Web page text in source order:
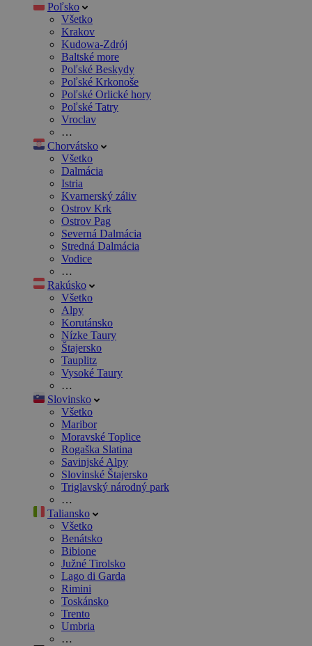
Poľsko
Všetko
Krakov
Kudowa-Zdrój
Baltské more
Poľské Beskydy
Poľské Krkonoše
Poľské Orlické hory
Poľské Tatry
Vroclav
…
Chorvátsko
Všetko
Dalmácia
Istria
Kvarnerský záliv
Ostrov Krk
Ostrov Pag
Severná Dalmácia
Stredná Dalmácia
Vodice
…
Rakúsko
Všetko
Alpy
Korutánsko
Nízke Taury
Štajersko
Tauplitz
Vysoké Taury
…
Slovinsko
Všetko
Maribor
Moravské Toplice
Rogaška Slatina
Savinjské Alpy
Slovinské Štajersko
Triglavský národný park
…
Taliansko
Všetko
Benátsko
Bibione
Južné Tirolsko
Lago di Garda
Rimini
Toskánsko
Trento
Umbria
…